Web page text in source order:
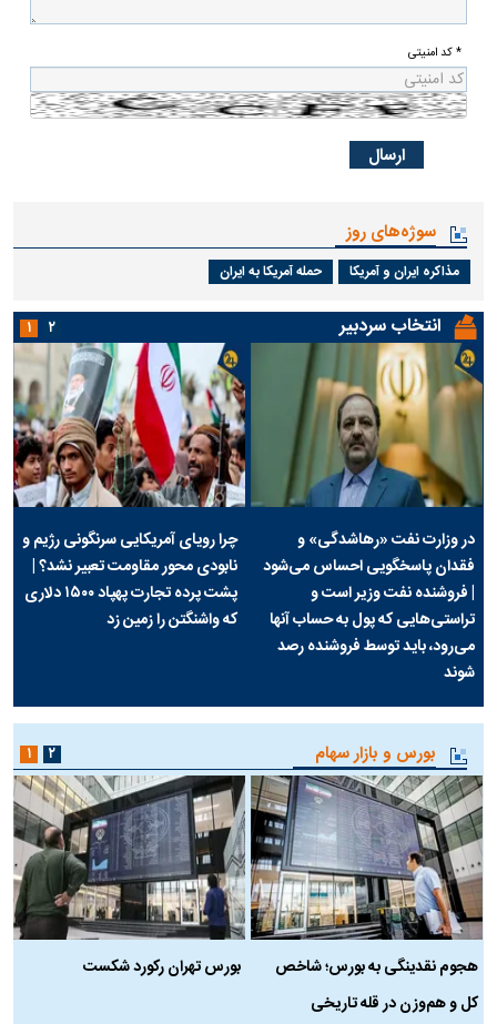
* کد امنیتی
سوژه‌های روز
مذاکره ایران و آمریکا حمله آمریکا به ایران
انتخاب سردبیر
در وزارت نفت «رهاشدگی» و
فقدان پاسخگویی احساس می‌شود
| فروشنده نفت وزیر است و
تراستی‌هایی که پول به حساب آنها
می‌رود، باید توسط فروشنده رصد
شوند
چرا رویای آمریکایی سرنگونی رژیم و
نابودی محور مقاومت تعبیر نشد؟ |
پشت پرده تجارت پهپاد‌ ۱۵۰۰ دلاری
که واشنگتن را زمین زد
۱ ۲
بورس و بازار سهام
هجوم نقدینگی به بورس؛ شاخص
کل و هم‌وزن در قله تاریخی
بورس تهران رکورد شکست
۱ ۲